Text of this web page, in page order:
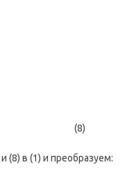
(8)
(8) в (1) и преобразуем: